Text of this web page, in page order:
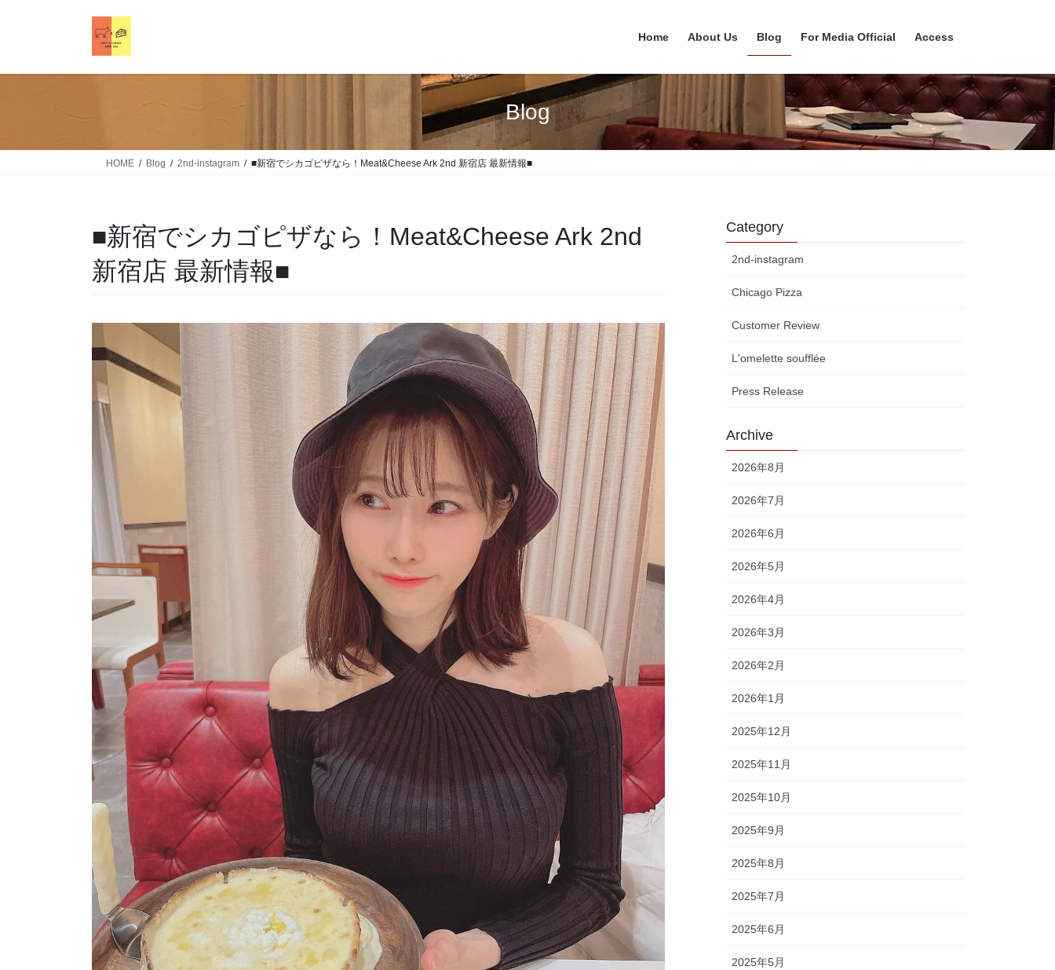
Home About Us Blog For Media Official Access
Blog
HOME Blog 2nd-instagram ■新宿でシカゴピザなら！Meat&Cheese Ark 2nd 新宿店 最新情報■
■新宿でシカゴピザなら！Meat&Cheese Ark 2nd
新宿店 最新情報■
Category
2nd-instagram
Chicago Pizza
Customer Review
L'omelette soufflée
Press Release
Archive
2026年8月
2026年7月
2026年6月
2026年5月
2026年4月
2026年3月
2026年2月
2026年1月
2025年12月
2025年11月
2025年10月
2025年9月
2025年8月
2025年7月
2025年6月
2025年5月